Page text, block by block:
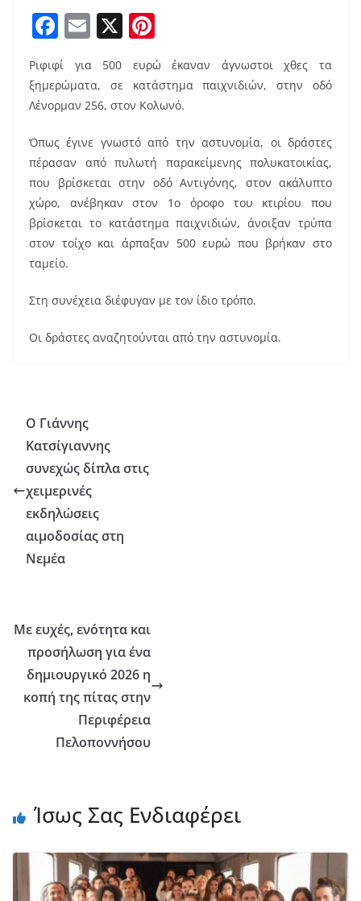
F
a
c
e
b
o
o
k
E
ai
l
X
nt
er
e
st
Ριφιφί για 500 ευρώ έκαναν άγνωστοι χθες τα
ξημερώματα, σε κατάστημα παιχνιδιών, στην οδό
Λένορμαν 256, στον Κολωνό.
Όπως έγινε γνωστό από την αστυνομία, οι δράστες
πέρασαν από πυλωτή παρακείμενης πολυκατοικίας,
που βρίσκεται στην οδό Αντιγόνης, στον ακάλυπτο
χώρο, ανέβηκαν στον 1ο όροφο του κτιρίου που
βρίσκεται το κατάστημα παιχνιδιών, άνοιξαν τρύπα
στον τοίχο και άρπαξαν 500 ευρώ που βρήκαν στο
ταμείο.
Στη συνέχεια διέφυγαν με τον ίδιο τρόπο.
Οι δράστες αναζητούνται από την αστυνομία.
Ο Γιάννης
Κατσίγιαννης
συνεχώς δίπλα στις
χειμερινές
εκδηλώσεις
αιμοδοσίας στη
Νεμέα
Με ευχές, ενότητα και
προσήλωση για ένα
δημιουργικό 2026 η
κοπή της πίτας στην
Περιφέρεια
Πελοποννήσου
Ίσως Σας Ενδιαφέρει